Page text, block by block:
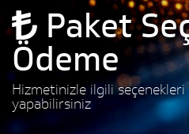
Paket
Ödeme
Hizmetinizle ilgili seçenekleri
yapabilirsiniz